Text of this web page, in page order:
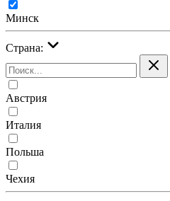
Минск
Страна:
Австрия
Италия
Польша
Чехия